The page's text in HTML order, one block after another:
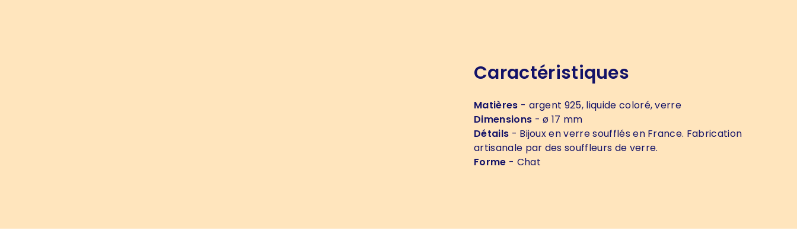
Caractéristiques
Matières - argent 925, liquide coloré, verre
Dimensions - ø 17 mm
Détails - Bijoux en verre soufflés en France. Fabrication
artisanale par des souffleurs de verre.
Forme - Chat